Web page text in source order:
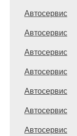
Автосервис
Автосервис
Автосервис
Автосервис
Автосервис
Автосервис
Автосервис